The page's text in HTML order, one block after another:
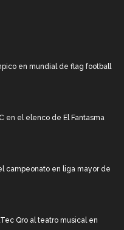
en mundial de flag football
en el elenco de El Fantasma
campeonato en liga mayor de
Qro al teatro musical en